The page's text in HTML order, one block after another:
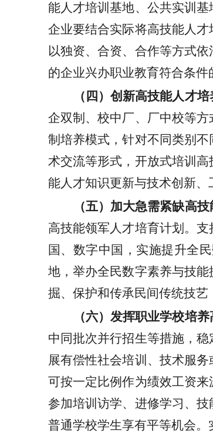
能人才培训基地、公共实训
企业要结合实际将高技能人
以独资、合资、合作等方式
的企业兴办职业教育符合条
（四）创新高技能人才培
企双制、校中厂、厂中校等
制培养模式，针对不同类别
术交流等形式，开放式培训
能人才知识更新与技术创新、
（五）加大急需紧缺高技
高技能领军人才培育计划。
国、数字中国，实施提升全
地，举办全民数字素养与技
掘、保护和传承民间传统技艺
（六）发挥职业学校培
中同批次并行招生等措施，
展有偿性社会培训、技术服
可按一定比例作为绩效工资
参加培训访学、进修学习、
普通学校学生享有平等机会。